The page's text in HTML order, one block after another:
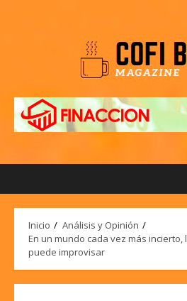
Inicio
Análisis y Opinión
En un mundo cada vez más incierto,
puede improvisar